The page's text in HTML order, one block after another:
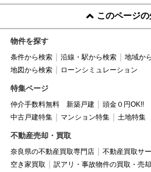
このページ
物件を探す
条件から検索 沿線・駅から検索 地域か
地図から検索
ローンシミュレーション
特集ページ
仲介手数料無料 新築戸建 頭金０円OK!!
中古戸建特集
マンション特集 土地特集
不動産売却・買取
奈良県の不動産買取専門店 不動産買取サ
空き家買取
訳アリ・事故物件の買取・売却